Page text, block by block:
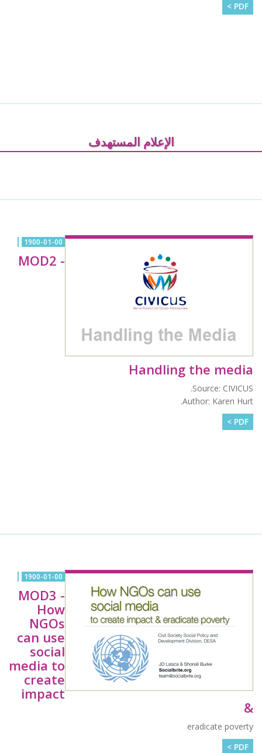
PDF >
الإعلام المستهدف
1900-01-00
MOD2 -
Handling the media
Source: CIVICUS.
Author: Karen Hurt.
PDF >
1900-01-00
MOD3 -
How
NGOs
can use
social
media to
create
impact
&
eradicate poverty
PDF >